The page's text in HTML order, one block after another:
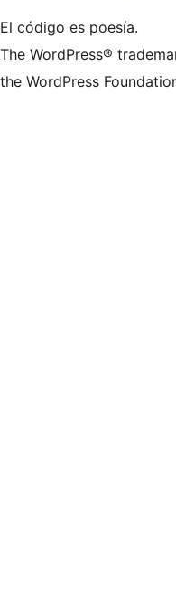
El código es poesía.
The WordPress®
the WordPress